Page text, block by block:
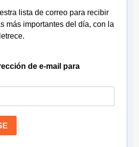
lista de correo para recibir
más importantes del día, con la
de e-mail para